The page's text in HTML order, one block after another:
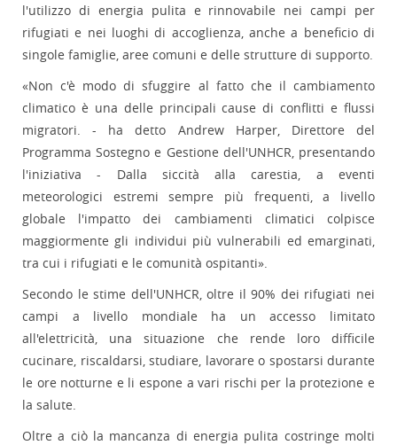
l'utilizzo di energia pulita e rinnovabile nei campi per
rifugiati e nei luoghi di accoglienza, anche a beneficio di
singole famiglie, aree comuni e delle strutture di supporto.
«Non c'è modo di sfuggire al fatto che il cambiamento
climatico è una delle principali cause di conflitti e flussi
migratori. - ha detto Andrew Harper, Direttore del
Programma Sostegno e Gestione dell'UNHCR, presentando
l'iniziativa - Dalla siccità alla carestia, a eventi
meteorologici estremi sempre più frequenti, a livello
globale l'impatto dei cambiamenti climatici colpisce
maggiormente gli individui più vulnerabili ed emarginati,
tra cui i rifugiati e le comunità ospitanti».
Secondo le stime dell'UNHCR, oltre il 90% dei rifugiati nei
campi a livello mondiale ha un accesso limitato
all'elettricità, una situazione che rende loro difficile
cucinare, riscaldarsi, studiare, lavorare o spostarsi durante
le ore notturne e li espone a vari rischi per la protezione e
la salute.
Oltre a ciò la mancanza di energia pulita costringe molti